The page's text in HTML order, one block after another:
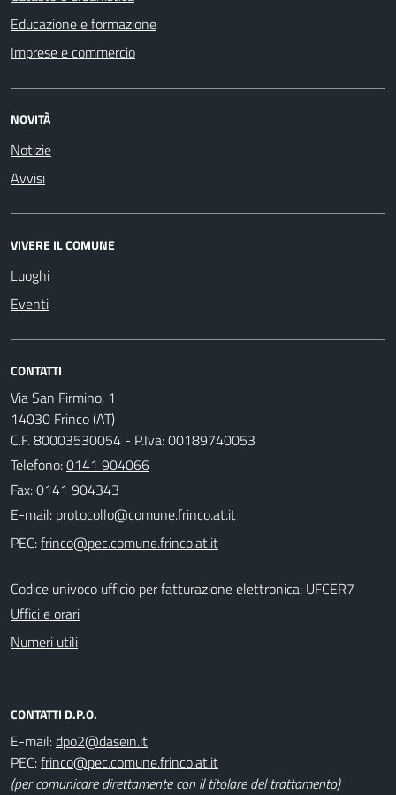
Educazione e formazione
Imprese e commercio
NOVITÀ
Notizie
Avvisi
VIVERE IL COMUNE
Luoghi
Eventi
CONTATTI
Via San Firmino, 1
14030 Frinco (AT)
C.F. 80003530054 - P.Iva: 00189740053
Telefono:0141 904066
Fax: 0141 904343
E-mail:
PEC:
Codice univoco ufficio per fatturazione elettronica: UFCER7
Uffici e orari
Numeri utili
CONTATTI D.P.O.
E-mail:
PEC:
(per comunicare direttamente con il titolare del trattamento)